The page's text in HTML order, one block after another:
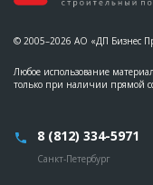
© 2005–2026 АО «ДП Бизнес
Любое использование
только при наличии прямой
8 (812) 334-5971
Санкт-Петербург